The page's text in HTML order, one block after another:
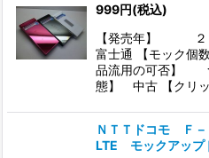
999円(税込)
【発売年】 ２
富士通 【モック個
品流用の可否】
態】 中古 【クリ
ＮＴＴドコモ Ｆ
LTE モックアップ